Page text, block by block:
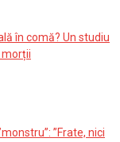
în comă? Un studiu
morții
”Frate, nici